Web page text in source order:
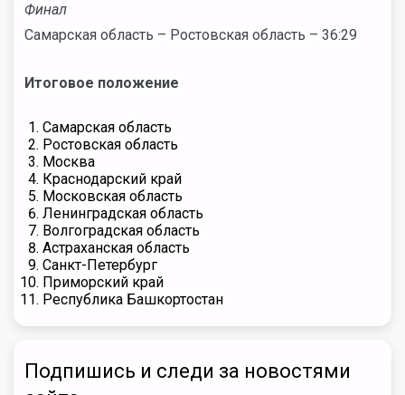
Финал
Самарская область – Ростовская область – 36:29
Итоговое положение
Самарская область
Ростовская область
Москва
Краснодарский край
Московская область
Ленинградская область
Волгоградская область
Астраханская область
Санкт-Петербург
Приморский край
Республика Башкортостан
Подпишись и следи за новостями